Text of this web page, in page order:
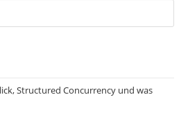
Structured Concurrency und was